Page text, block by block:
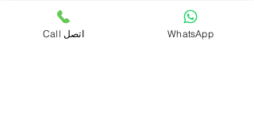
القوية لأنها تجذب الحشرات وبالتالي تجذب
السحالي إليها بشكل غير مباشر إضافة إلى
Call اتصل WhatsApp